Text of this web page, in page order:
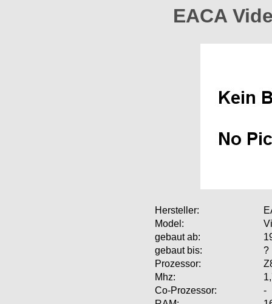
EACA
Hersteller:
Model:
gebaut ab:
gebaut bis:
?
Prozessor:
Mhz:
Co-Prozessor:
-